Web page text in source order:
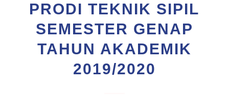
PRODI TEKNIK SIPIL
SEMESTER GENAP
TAHUN AKADEMIK
2019/2020